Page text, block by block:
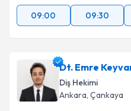
09:00
09:30
Dt. Emre
Diş Hekimi
Ankara, Çankaya